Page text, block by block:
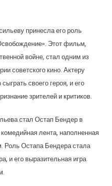
принесла его роль
Этот фильм,
войне, стал одним из
советского кино. Актеру
своего героя, и его
зрителей и критиков.
стал Остап Бендер в
лента, наполненная
Остапа Бендера стала
и его выразительная игра